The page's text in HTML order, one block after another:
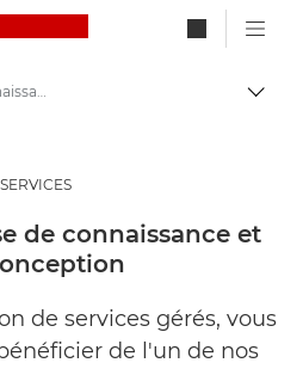
Canon Logo, back to
Services de prise de connaissance et de conception
SERVICES
de connaissance et
de services gérés, vous
de l'un de nos